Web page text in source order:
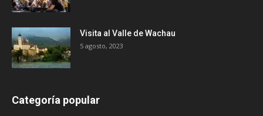
Visita al Valle de Wachau
5 agosto, 2023
Categoría popular